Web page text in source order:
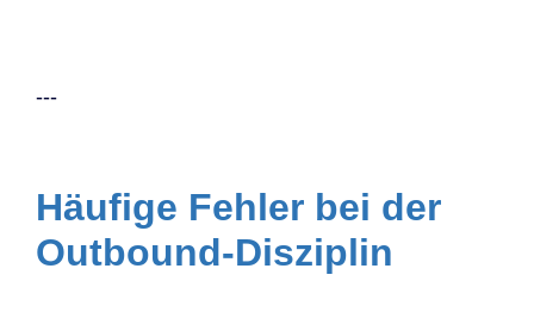
---
Häufige Fehler bei der
Outbound-Disziplin